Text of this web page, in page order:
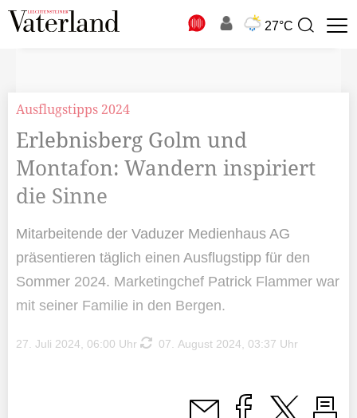
27°C
Suchbegriff
Ausflugstipps 2024
Erlebnisberg Golm und
Montafon: Wandern inspiriert
die Sinne
Mitarbeitende der Vaduzer Medienhaus AG
präsentieren täglich einen Ausflugstipp für den
Sommer 2024. Marketingchef Patrick Flammer war
mit seiner Familie in den Bergen.
27. Juli 2024, 06:00 Uhr 07. August 2024, 03:37 Uhr